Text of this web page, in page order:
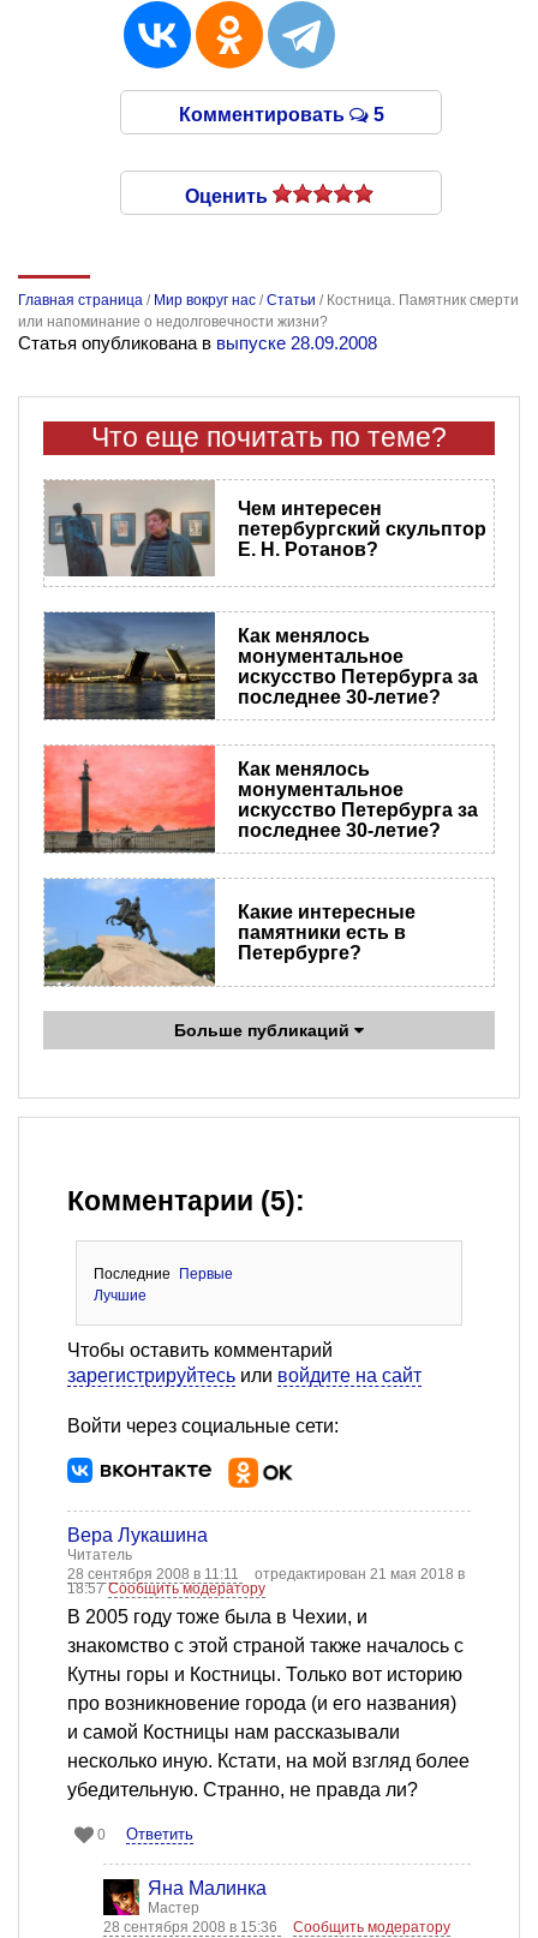
Комментировать 5
Оценить
Главная страница / Мир вокруг нас /Статьи / Костница. Памятник смерти
или напоминание о недолговечности жизни?
Статья опубликована в выпуске 28.09.2008
Что еще почитать по теме?
Чем интересен
петербургский скульптор
Е. Н. Ротанов?
Как менялось
монументальное
искусство Петербурга за
последнее 30-летие?
Как менялось
монументальное
искусство Петербурга за
последнее 30-летие?
Какие интересные
памятники есть в
Петербурге?
Больше публикаций
Комментарии (5):
Последние
Первые
Лучшие
Чтобы оставить комментарий
зарегистрируйтесь или войдите на сайт
Войти через социальные сети:
Вера Лукашина
Читатель
28 сентября 2008 в 11:11
отредактирован 21 мая 2018 в
18:57Сообщить модератору
В 2005 году тоже была в Чехии, и
знакомство с этой страной также началось с
Кутны горы и Костницы. Только вот историю
про возникновение города (и его названия)
и самой Костницы нам рассказывали
несколько иную. Кстати, на мой взгляд более
убедительную. Странно, не правда ли?
0 Ответить
Яна Малинка
Мастер
28 сентября 2008 в 15:36
Сообщить модератору